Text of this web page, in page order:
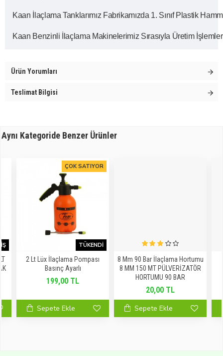
Kaan İlaçlama Tanklarımız Fabrikamızda 1. Sınıf Plastik
Kaan Benzinli İlaçlama Makinelerimiz Sırasıyla Üretim
Ürün Yorumları
Teslimat Bilgisi
Aynı Kategoride Benzer Ürünler
ÇOK SATIYOR
TÜKENDI
2 Lt Lüx İlaçlama Pompası
Basınç Ayarlı
199,00 TL
Sepete Ekle
8 Mm 90 Bar İlaçlama Hortumu
8 MM 150 MT PÜLVERİZATÖR
HORTUMU 90 BAR
20,00 TL
Sepete Ekle